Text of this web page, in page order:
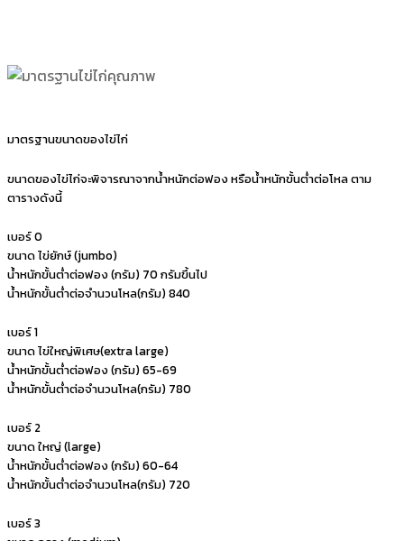
มาตรฐานขนาดของไข่ไก่
ขนาดของไข่ไก่จะพิจารณาจากน้ำหนักต่อฟอง หรือน้ำหนักขั้นต่ำต่อโหล ตาม
ตารางดังนี้
เบอร์ 0
ขนาด ไข่ยักษ์ (jumbo)
น้ำหนักขั้นต่ำต่อฟอง (กรัม) 70 กรัมขึ้นไป
น้ำหนักขั้นต่ำต่อจำนวนโหล(กรัม) 840
เบอร์ 1
ขนาด ไข่ใหญ่พิเศษ(extra large)
น้ำหนักขั้นต่ำต่อฟอง (กรัม) 65-69
น้ำหนักขั้นต่ำต่อจำนวนโหล(กรัม) 780
เบอร์ 2
ขนาด ใหญ่ (large)
น้ำหนักขั้นต่ำต่อฟอง (กรัม) 60-64
น้ำหนักขั้นต่ำต่อจำนวนโหล(กรัม) 720
เบอร์ 3